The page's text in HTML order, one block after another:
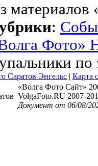
материалов
:
Фото»
по
Саратов Энгельс | Карта
«Волга Фото Сайт»
VolgaFoto.RU 2007-
Документ от 06/08/